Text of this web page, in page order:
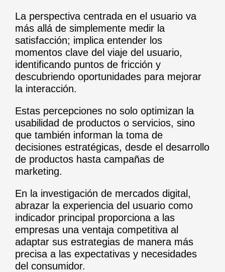
La perspectiva centrada en el usuario va
más allá de simplemente medir la
satisfacción; implica entender los
momentos clave del viaje del usuario,
identificando puntos de fricción y
descubriendo oportunidades para mejorar
la interacción.
Estas percepciones no solo optimizan la
usabilidad de productos o servicios, sino
que también informan la toma de
decisiones estratégicas, desde el desarrollo
de productos hasta campañas de
marketing.
En la investigación de mercados digital,
abrazar la experiencia del usuario como
indicador principal proporciona a las
empresas una ventaja competitiva al
adaptar sus estrategias de manera más
precisa a las expectativas y necesidades
del consumidor.